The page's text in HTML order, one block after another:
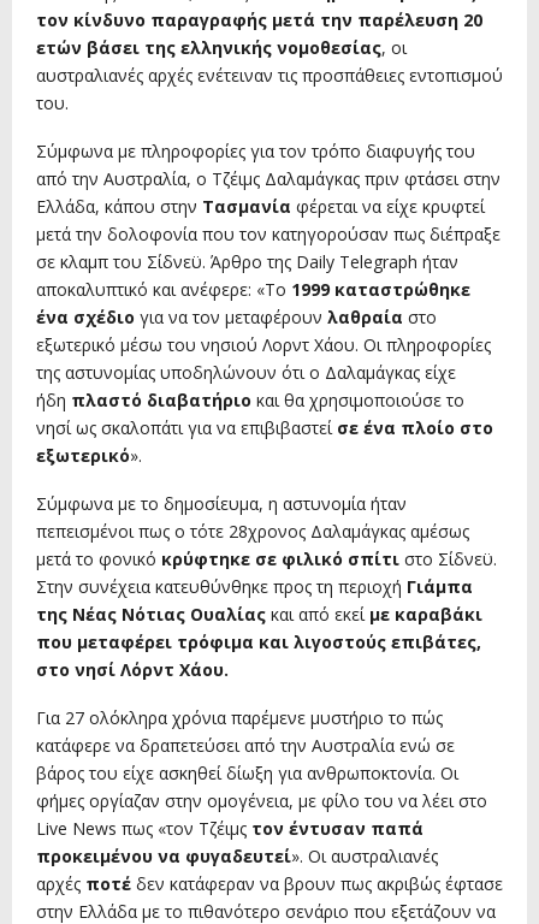
τον κίνδυνο παραγραφής μετά την παρέλευση 20
ετών βάσει της ελληνικής νομοθεσίας, οι
αυστραλιανές αρχές ενέτειναν τις προσπάθειες εντοπισμού
του.
Σύμφωνα με πληροφορίες για τον τρόπο διαφυγής του
από την Αυστραλία, ο Τζέιμς Δαλαμάγκας πριν φτάσει στην
Ελλάδα, κάπου στην Τασμανία φέρεται να είχε κρυφτεί
μετά την δολοφονία που τον κατηγορούσαν πως διέπραξε
σε κλαμπ του Σίδνεϋ. Άρθρο της Daily Telegraph ήταν
αποκαλυπτικό και ανέφερε: «Το 1999 καταστρώθηκε
ένα σχέδιο για να τον μεταφέρουν λαθραία στο
εξωτερικό μέσω του νησιού Λορντ Χάου. Οι πληροφορίες
της αστυνομίας υποδηλώνουν ότι ο Δαλαμάγκας είχε
ήδη πλαστό διαβατήριο και θα χρησιμοποιούσε το
νησί ως σκαλοπάτι για να επιβιβαστεί σε ένα πλοίο στο
εξωτερικό».
Σύμφωνα με το δημοσίευμα, η αστυνομία ήταν
πεπεισμένοι πως ο τότε 28χρονος Δαλαμάγκας αμέσως
μετά το φονικό κρύφτηκε σε φιλικό σπίτι στο Σίδνεϋ.
Στην συνέχεια κατευθύνθηκε προς τη περιοχή Γιάμπα
της Νέας Νότιας Ουαλίας και από εκεί με καραβάκι
που μεταφέρει τρόφιμα και λιγοστούς επιβάτες,
στο νησί Λόρντ Χάου.
Για 27 ολόκληρα χρόνια παρέμενε μυστήριο το πώς
κατάφερε να δραπετεύσει από την Αυστραλία ενώ σε
βάρος του είχε ασκηθεί δίωξη για ανθρωποκτονία. Οι
φήμες οργίαζαν στην ομογένεια, με φίλο του να λέει στο
Live News πως «τον Τζέιμς τον έντυσαν παπά
προκειμένου να φυγαδευτεί». Οι αυστραλιανές
αρχές ποτέ δεν κατάφεραν να βρουν πως ακριβώς έφτασε
στην Ελλάδα με το πιθανότερο σενάριο που εξετάζουν να